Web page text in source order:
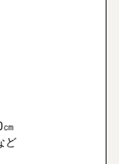
㎝
ど